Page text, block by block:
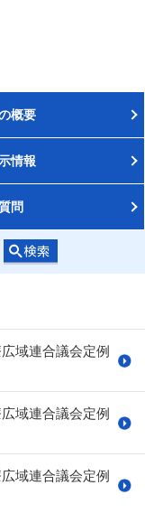
概要
情報
問
域連合議会定例
域連合議会定例
域連合議会定例